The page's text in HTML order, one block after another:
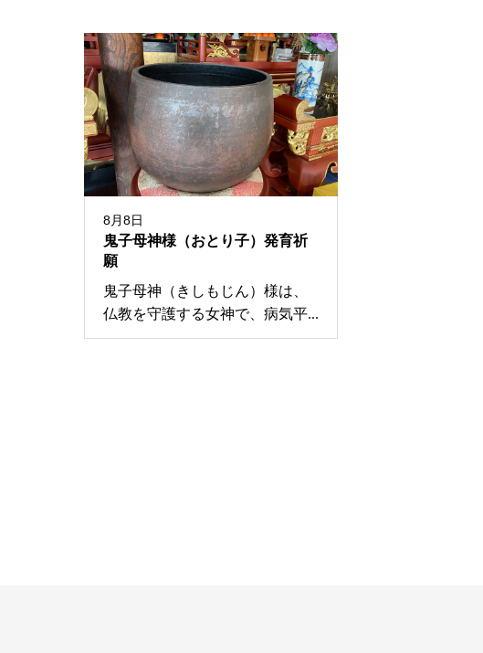
8月8日
鬼子母神様（おとり子）発育祈
願
鬼子母神（きしもじん）様は、
仏教を守護する女神で、病気平...